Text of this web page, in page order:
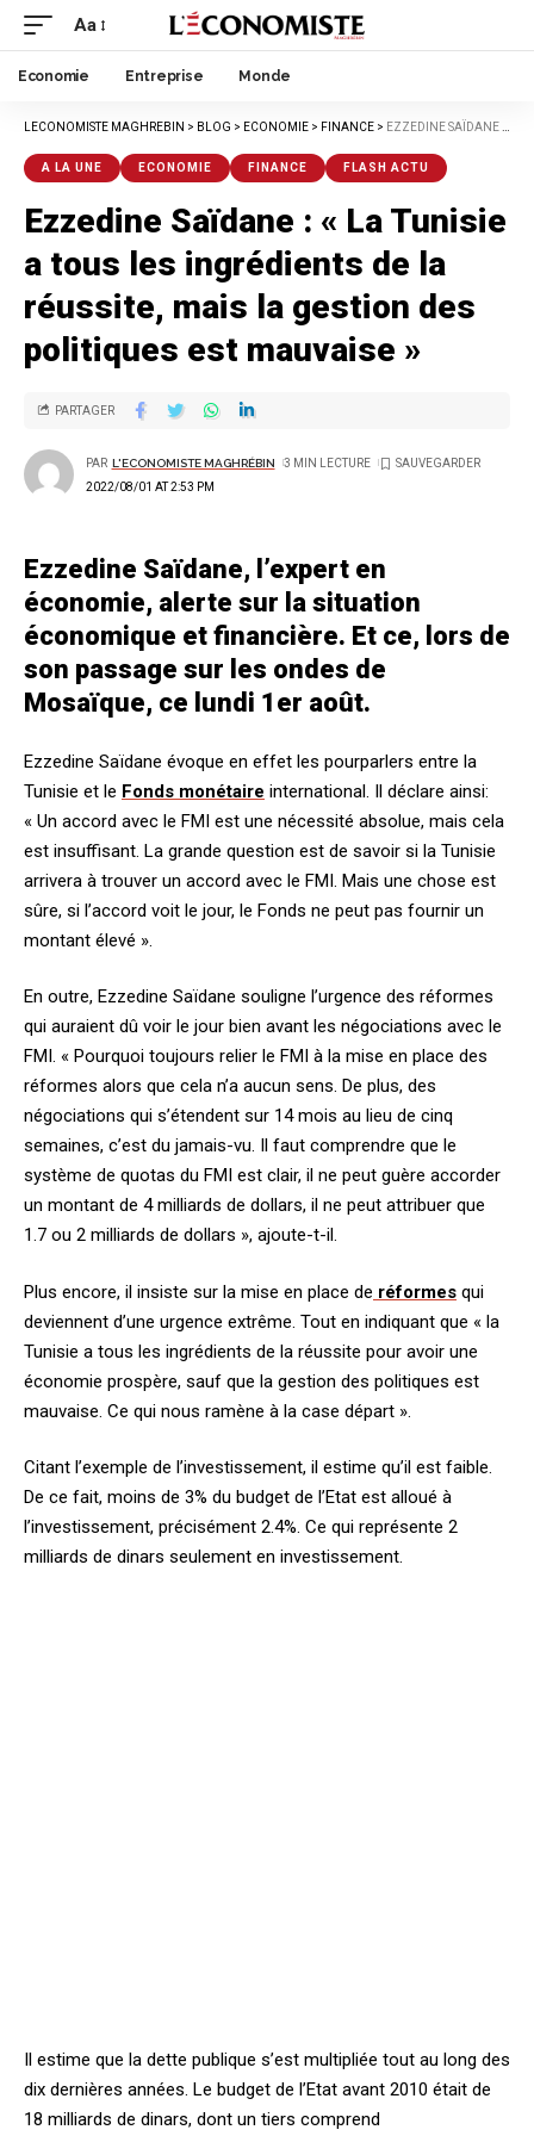
Aa
Economie Entreprise Monde
LECONOMISTE MAGHREBIN > BLOG > ECONOMIE > FINANCE > EZZEDINE SAÏDANE : « LA TUNISIE A TOUS LES INGRÉDIENTS DE LA RÉUSSITE, MAIS LA GESTION DES POLITIQUES EST MAUVAISE »
A LA UNE ECONOMIE FINANCE FLASH ACTU
Ezzedine Saïdane : « La Tunisie
a tous les ingrédients de la
réussite, mais la gestion des
politiques est mauvaise »
2022/08/01 AT 2:53 PM
PAR L'ECONOMISTE MAGHRÉBIN 3 MIN LECTURE
PARTAGER
Ezzedine Saïdane, l’expert en
économie, alerte sur la situation
économique et financière. Et ce, lors de
son passage sur les ondes de
Mosaïque, ce lundi 1er août.
Ezzedine Saïdane évoque en effet les pourparlers entre la
Tunisie et le Fonds monétaire international. Il déclare ainsi:
« Un accord avec le FMI est une nécessité absolue, mais cela
est insuffisant. La grande question est de savoir si la Tunisie
arrivera à trouver un accord avec le FMI. Mais une chose est
sûre, si l’accord voit le jour, le Fonds ne peut pas fournir un
montant élevé ».
En outre, Ezzedine Saïdane souligne l’urgence des réformes
qui auraient dû voir le jour bien avant les négociations avec le
FMI. « Pourquoi toujours relier le FMI à la mise en place des
réformes alors que cela n’a aucun sens. De plus, des
négociations qui s’étendent sur 14 mois au lieu de cinq
semaines, c’est du jamais-vu. Il faut comprendre que le
système de quotas du FMI est clair, il ne peut guère accorder
un montant de 4 milliards de dollars, il ne peut attribuer que
1.7 ou 2 milliards de dollars », ajoute-t-il.
Plus encore, il insiste sur la mise en place de réformes qui
deviennent d’une urgence extrême. Tout en indiquant que « la
Tunisie a tous les ingrédients de la réussite pour avoir une
économie prospère, sauf que la gestion des politiques est
mauvaise. Ce qui nous ramène à la case départ ».
Citant l’exemple de l’investissement, il estime qu’il est faible.
De ce fait, moins de 3% du budget de l’Etat est alloué à
l’investissement, précisément 2.4%. Ce qui représente 2
milliards de dinars seulement en investissement.
Il estime que la dette publique s’est multipliée tout au long des
dix dernières années. Le budget de l’Etat avant 2010 était de
18 milliards de dinars, dont un tiers comprend